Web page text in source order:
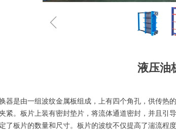
ꁆ
液压油
由一组波纹金属板组成，上有四个角孔，供传热的
紧。板片上装有密封垫片，将流体通道密封，并且引
了板片的数量和尺寸。板片的波纹不仅提高了湍流程